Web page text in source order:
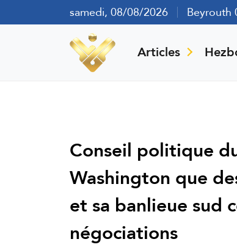
samedi, 08/08/2026 Beyrouth
Articles
Conseil politique
Washington que
et sa banlieue sud
négociations